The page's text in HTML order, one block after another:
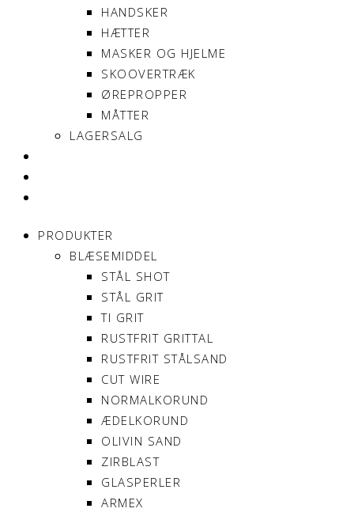
HANDSKER
HÆTTER
MASKER OG HJELME
SKOOVERTRÆK
ØREPROPPER
MÅTTER
LAGERSALG
PRODUKTER
BLÆSEMIDDEL
STÅL SHOT
STÅL GRIT
TI GRIT
RUSTFRIT GRITTAL
RUSTFRIT STÅLSAND
CUT WIRE
NORMALKORUND
ÆDELKORUND
OLIVIN SAND
ZIRBLAST
GLASPERLER
ARMEX